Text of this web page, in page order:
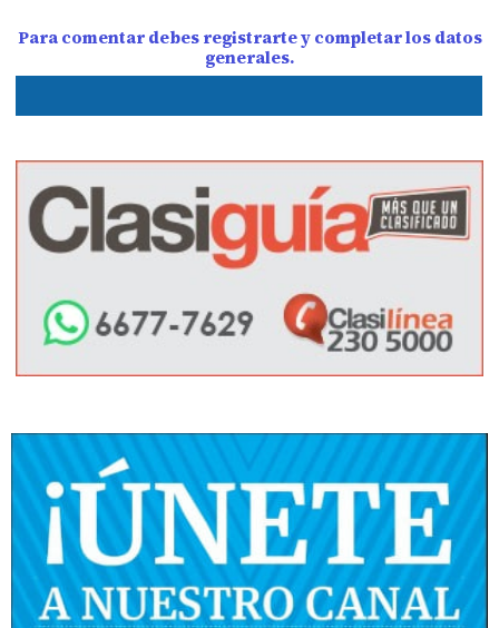
Para comentar debes registrarte y completar los datos
generales.